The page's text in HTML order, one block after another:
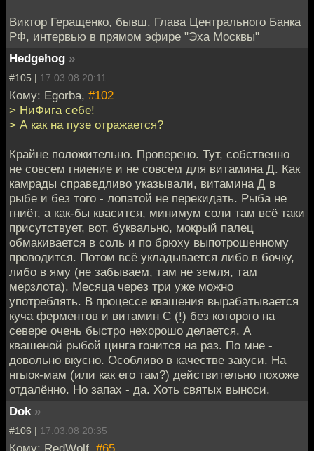
Виктор Геращенко, бывш. Глава Центрального Банка
РФ, интервью в прямом эфире "Эха Москвы"
Hedgehog »
#105 | 17.03.08 20:11
Кому: Egorba, #102
> НиФига себе!
> А как на пузе отражается?
Крайне положительно. Проверено. Тут, собственно
не совсем гниение и не совсем для витамина Д. Как
камрады справедливо указывали, витамина Д в
рыбе и без того - лопатой не перекидать. Рыба не
гниёт, а как-бы квасится, минимум соли там всё таки
присутствует, вот, буквально, мокрый палец
обмакивается в соль и по брюху выпотрошенному
проводится. Потом всё укладывается либо в бочку,
либо в яму (не забываем, там не земля, там
мерзлота). Месяца через три уже можно
употреблять. В процессе квашения вырабатывается
куча ферментов и витамин С (!) без которого на
севере очень быстро нехорошо делается. А
квашеной рыбой цинга гонится на раз. По мне -
довольно вкусно. Особливо в качестве закуси. На
нгыок-мам (или как его там?) действительно похоже
отдалённо. Но запах - да. Хоть святых выноси.
Dok »
#106 | 17.03.08 20:35
Кому: RedWolf, #65